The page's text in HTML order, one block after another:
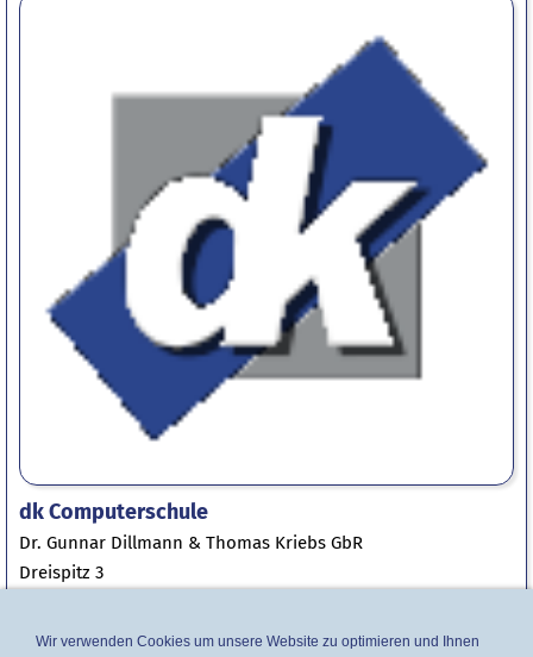
dk Computerschule
Dr. Gunnar Dillmann & Thomas Kriebs GbR
Dreispitz 3
Telefon: 06409 330 199 3
Wir verwenden Cookies um unsere Website zu optimieren und Ihnen